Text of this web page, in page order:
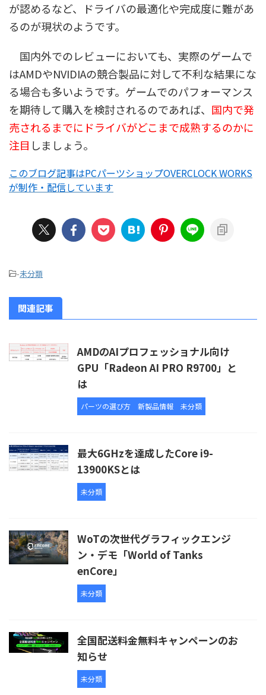
が認めるなど、ドライバの最適化や完成度に難があ
るのが現状のようです。
国内外でのレビューにおいても、実際のゲームで
はAMDやNVIDIAの競合製品に対して不利な結果にな
る場合も多いようです。ゲームでのパフォーマンス
を期待して購入を検討されるのであれば、 国内で発
売されるまでにドライバがどこまで成熟するのかに
注目 しましょう。
このブログ記事はPCパーツショップOVERCLOCK WORKS
が制作・配信しています
-未分類
関連記事
AMDのAIプロフェッショナル向け
GPU「Radeon AI PRO R9700」と
は
パーツの選び方 新製品情報 未分類
最大6GHzを達成したCore i9-
13900KSとは
未分類
WoTの次世代グラフィックエンジ
ン・デモ「World of Tanks
enCore」
未分類
全国配送料金無料キャンペーンのお
知らせ
未分類